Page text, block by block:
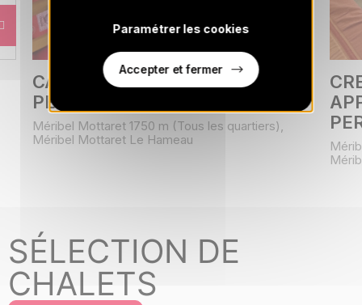
CANDIDE C12 - STUDIO 4
PERSONNES - 27 M2
Méribel Mottaret 1750 m (Tous les quartiers),
Méribel Mottaret Le Hameau
741€/ hébergement
SÉLECTION DE
CHALETS
Paramétrer les cookies
Accepter et fermer